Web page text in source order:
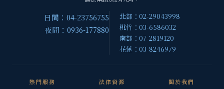
日間：04-23756755
夜間：0936-177880
北部：02-29043998
桃竹：03-6586032
南部：07-2819120
花蓮：03-8246979
熱門服務 法律資源 關於我們